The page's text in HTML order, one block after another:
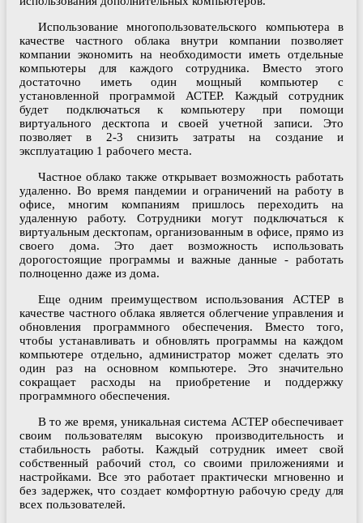
Использование многопользовательского компьютера в
качестве частного облака внутри компании позволяет
компании экономить на необходимости иметь отдельные
компьютеры для каждого сотрудника. Вместо этого
достаточно иметь один мощный компьютер с
установленной программой АСТЕР. Каждый сотрудник
будет подключаться к компьютеру при помощи
виртуального десктопа и своей учетной записи. Это
позволяет в 2-3 снизить затраты на создание и
эксплуатацию 1 рабочего места.
Частное облако также открывает возможность работать
удаленно. Во время пандемии и ограничений на работу в
офисе, многим компаниям пришлось переходить на
удаленную работу. Сотрудники могут подключаться к
виртуальным десктопам, организованным в офисе, прямо из
своего дома. Это дает возможность использовать
дорогостоящие программы и важные данные - работать
полноценно даже из дома.
Еще одним преимуществом использования АСТЕР в
качестве частного облака является облегчение управления и
обновления программного обеспечения. Вместо того,
чтобы устанавливать и обновлять программы на каждом
компьютере отдельно, администратор может сделать это
один раз на основном компьютере. Это значительно
сокращает расходы на приобретение и поддержку
программного обеспечения.
В то же время, уникальная система АСТЕР обеспечивает
своим пользователям высокую производительность и
стабильность работы. Каждый сотрудник имеет свой
собственный рабочий стол, со своими приложениями и
настройками. Все это работает практически мгновенно и
без задержек, что создает комфортную рабочую среду для
всех пользователей.